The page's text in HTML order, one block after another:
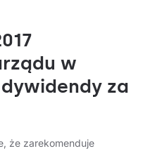
w
za
że zarekomenduje